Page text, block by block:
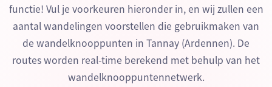
functie! Vul je voorkeuren hieronder in, en wij zullen een
aantal wandelingen voorstellen die gebruikmaken van
de wandelknooppunten in Tannay (Ardennen). De
routes worden real-time berekend met behulp van het
wandelknooppuntennetwerk.